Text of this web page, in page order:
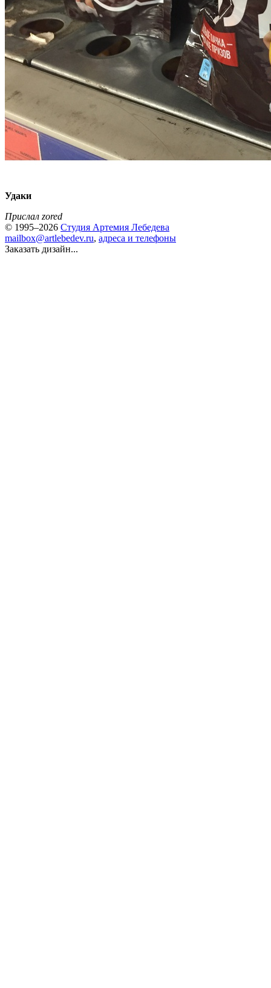
Удаки
Прислал zored
© 1995–2026 Студия Артемия Лебедева
mailbox@artlebedev.ru, адреса и телефоны
Заказать дизайн...